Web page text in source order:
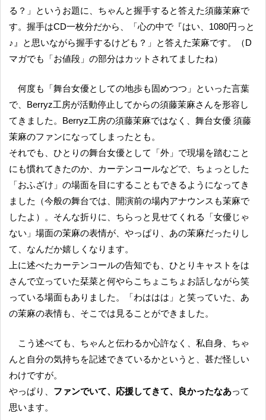
る？」というお題に、ちゃんと握手すると答えた須藤茉麻で
す。握手はCD一枚分だから、「心の中で『はい、1080円っと
♪』と思いながら握手するけども？」と答えた茉麻です。（D
マガでも「お値段」の部分はカットされてましたね）
何度も「舞台女優としての地歩も固めつつ」といった言葉
で、Berryz工房が活動停止してからの須藤茉麻さんを形容し
てきました。Berryz工房の須藤茉麻ではなく、舞台女優 須藤
茉麻のファンになってしまったとも。
それでも、ひとりの舞台女優として「外」で現場を踏むこと
にも慣れてきたのか、カーテンコールなどで、ちょっとした
「おふざけ」の場面を目にすることもできるようになってき
ました（今般の舞台では、開演前の場内アナウンスも茉麻で
したよ）。そんな折りに、ちらっと見せてくれる「女優じゃ
ない」場面の茉麻の表情が、やっぱり、あの茉麻だったりし
て、なんだか嬉しくなります。
上に述べたカーテンコールの告知でも、ひとりキャストをは
さんで立っていた栞菜と何やらこちょこちょお話しながら笑
っている場面もありました。「わははは」と笑っていた、あ
の茉麻の表情も、そこでは見ることができました。
こう述べても、ちゃんと伝わるか心許なく、私自身、ちゃ
んと自分の気持ちを記述できているかというと、甚だ怪しい
わけですが。
やっぱり、 ファンでいて、応援してきて、良かったなあって
思います。